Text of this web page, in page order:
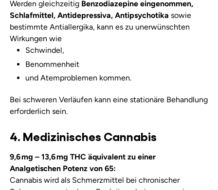
Werden gleichzeitig Benzodiazepine eingenommen,
Schlafmittel, Antidepressiva, Antipsychotika sowie
bestimmte Antiallergika, kann es zu unerwünschten
Wirkungen wie
Schwindel,
Benommenheit
und Atemproblemen kommen.
Bei schweren Verläufen kann eine stationäre Behandlung
erforderlich sein.
4. Medizinisches Cannabis
9,6 mg – 13,6 mg THC äquivalent zu einer
Analgetischen Potenz von 65:
Cannabis wird als Schmerzmittel bei chronischer